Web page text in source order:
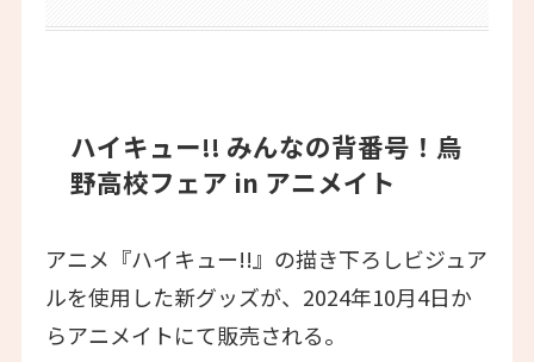
ハイキュー!! みんなの背番号！烏
野高校フェア in アニメイト
アニメ『ハイキュー!!』の描き下ろしビジュア
ルを使用した新グッズが、2024年10月4日か
らアニメイトにて販売される。